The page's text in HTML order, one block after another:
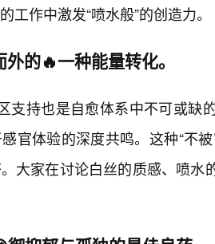
工作中激发“喷水般”的创造力。
的🔥一种能量转化。
支持也是自愈体系中不可或缺
官体验的深度共鸣。这种“不
大家在讨论白丝的质感、喷水